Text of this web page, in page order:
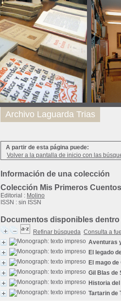
A partir de esta página puede:
Volver a la pantalla de inicio con las
Información de una colección
Colección Mis Primeros Cuentos
Editorial : Molino
ISSN : sin ISSN
Documentos disponibles
Refinar búsqueda Consulta a
Aventuras
El legado
El mago de
Gil Blas de
Historia
Tartarin de
Archivo Laguarda Trias